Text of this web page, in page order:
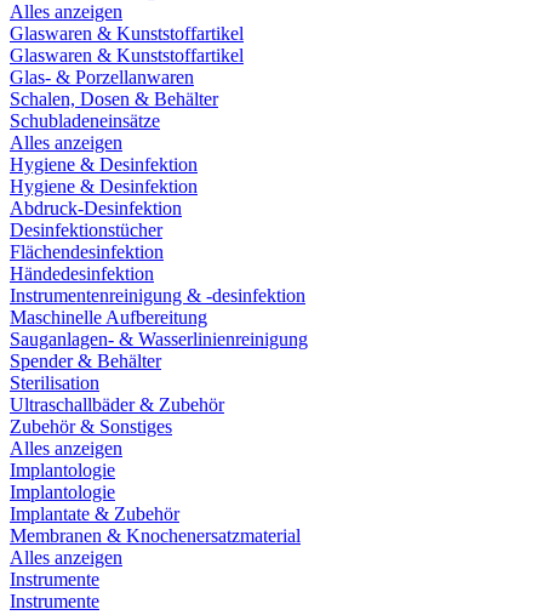
Alles anzeigen
Glaswaren & Kunststoffartikel
Glaswaren & Kunststoffartikel
Glas- & Porzellanwaren
Schalen, Dosen & Behälter
Schubladeneinsätze
Alles anzeigen
Hygiene & Desinfektion
Hygiene & Desinfektion
Abdruck-Desinfektion
Desinfektionstücher
Flächendesinfektion
Händedesinfektion
Instrumentenreinigung & -desinfektion
Maschinelle Aufbereitung
Sauganlagen- & Wasserlinienreinigung
Spender & Behälter
Sterilisation
Ultraschallbäder & Zubehör
Zubehör & Sonstiges
Alles anzeigen
Implantologie
Implantologie
Implantate & Zubehör
Membranen & Knochenersatzmaterial
Alles anzeigen
Instrumente
Instrumente